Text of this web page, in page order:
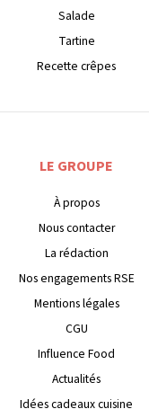
Salade
Tartine
Recette crêpes
LE GROUPE
À propos
Nous contacter
La rédaction
Nos engagements RSE
Mentions légales
CGU
Influence Food
Actualités
Idées cadeaux cuisine